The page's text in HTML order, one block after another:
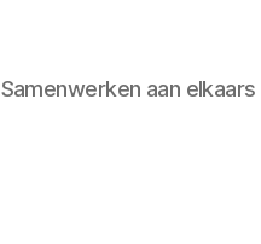
Samenwerken aan elkaars